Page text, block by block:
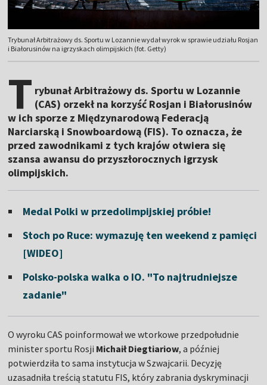
Trybunał Arbitrażowy ds. Sportu w Lozannie wydał wyrok w sprawie udziału Rosjan
i Białorusinów na igrzyskach olimpijskich (fot. Getty)
T rybunał Arbitrażowy ds. Sportu w Lozannie
(CAS) orzekł na korzyść Rosjan i Białorusinów
w ich sporze z Międzynarodową Federacją
Narciarską i Snowboardową (FIS). To oznacza, że
przed zawodnikami z tych krajów otwiera się
szansa awansu do przyszłorocznych igrzysk
olimpijskich.
Medal Polki w przedolimpijskiej próbie!
Stoch po Ruce: wymazuję ten weekend z pamięci
[WIDEO]
Polsko-polska walka o IO. "To najtrudniejsze
zadanie"
O wyroku CAS poinformował we wtorkowe przedpołudnie
minister sportu Rosji Michaił Diegtiariow, a później
potwierdziła to sama instytucja w Szwajcarii. Decyzję
uzasadniła treścią statutu FIS, który zabrania dyskryminacji